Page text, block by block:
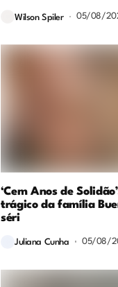
Wilson Spiler 05/08/
‘Cem Anos de
trágico da família
séri
Juliana Cunha 05/08/